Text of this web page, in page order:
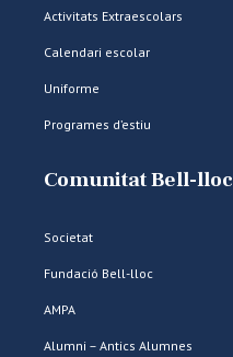
Activitats Extraescolars
Calendari escolar
Uniforme
Programes d’estiu
Comunitat Bell-lloc
Societat
Fundació Bell-lloc
AMPA
Alumni – Antics Alumnes